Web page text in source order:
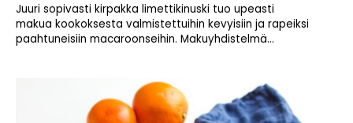
Juuri sopivasti kirpakka limettikinuski tuo upeasti
makua kookoksesta valmistettuihin kevyisiin ja rapeiksi
paahtuneisiin macaroonseihin. Makuyhdistelmä...